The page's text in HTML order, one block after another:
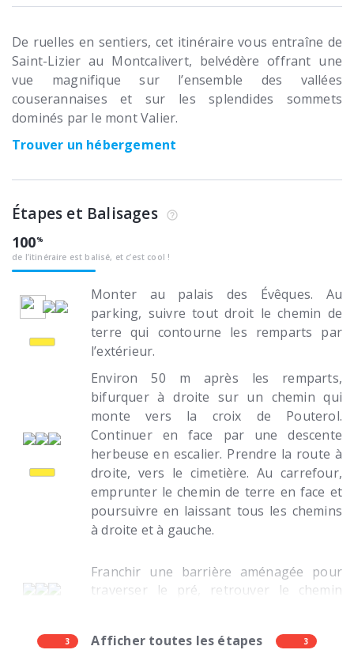
De ruelles en sentiers, cet itinéraire vous entraîne de
Saint-Lizier au Montcalivert, belvédère offrant une
vue magnifique sur ­l’ensemble des vallées
couserannaises et sur les splendides sommets
dominés par le mont Valier.
Trouver un hébergement
Étapes et Balisages
100
de l’itinéraire est balisé, et c’est cool !
Monter au palais des Évêques. Au
parking, suivre tout droit le chemin de
terre qui contourne les remparts par
l’extérieur.
Environ 50 m après les remparts,
bifurquer à droite sur un chemin qui
monte vers la croix de Pouterol.
Continuer en face par une descente
herbeuse en escalier. Prendre la route à
droite, vers le cimetière. Au carrefour,
emprunter le chemin de terre en face et
poursuivre en laissant tous les chemins
à droite et à gauche.
3 Afficher toutes les étapes 3
Franchir une barrière aménagée pour
traverser le pré, retrouver le chemin
Emprunter à gauche le chemin en pente.